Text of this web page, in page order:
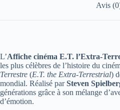
Avis
L’Affiche cinéma E.T. l’Extra-
les plus célèbres de l’histoire du
Terrestre (E.T. the Extra-Terrestrial)
mondial. Réalisé parSteven
générations grâce à son mélange
d’émotion.